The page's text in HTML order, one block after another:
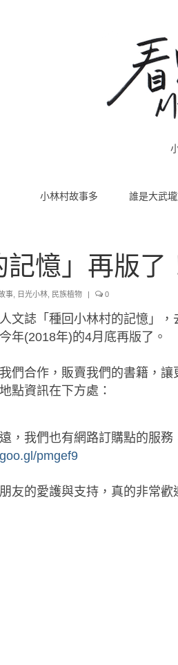
小林村故事多 誰是大武
記憶」再版了
事 日光小林 民族植物 | 0
文誌「種回小林村的記憶」
年(2018年)的4月底再版了。
們合作，販賣我們的書籍，
點資訊在下方處：
，我們也有網路訂購點的服
pmgef9
友的愛護與支持，真的非常